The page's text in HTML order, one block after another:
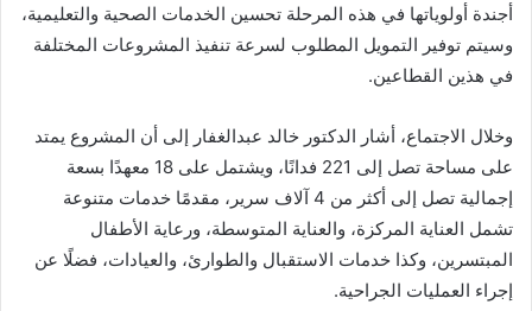
أجندة أولوياتها في هذه المرحلة تحسين الخدمات الصحية والتعليمية،
وسيتم توفير التمويل المطلوب لسرعة تنفيذ المشروعات المختلفة
في هذين القطاعين.
وخلال الاجتماع، أشار الدكتور خالد عبدالغفار إلى أن المشروع يمتد
على مساحة تصل إلى 221 فدانًا، ويشتمل على 18 معهدًا بسعة
إجمالية تصل إلى أكثر من 4 آلاف سرير، مقدمًا خدمات متنوعة
تشمل العناية المركزة، والعناية المتوسطة، ورعاية الأطفال
المبتسرين، وكذا خدمات الاستقبال والطوارئ، والعيادات، فضلًا عن
إجراء العمليات الجراحية.